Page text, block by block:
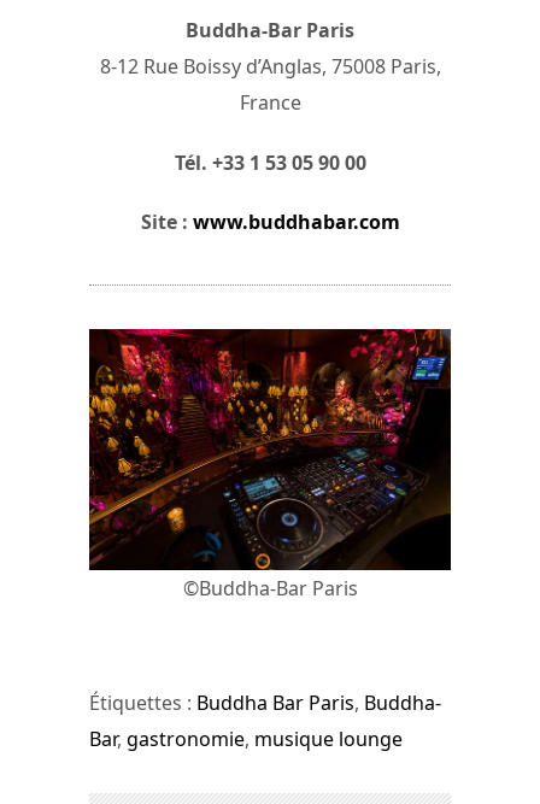
Buddha-Bar Paris
8-12 Rue Boissy d’Anglas, 75008 Paris,
France
Tél. +33 1 53 05 90 00
Site : www.buddhabar.com
©Buddha-Bar Paris
Étiquettes : Buddha Bar Paris, Buddha-
Bar, gastronomie, musique lounge